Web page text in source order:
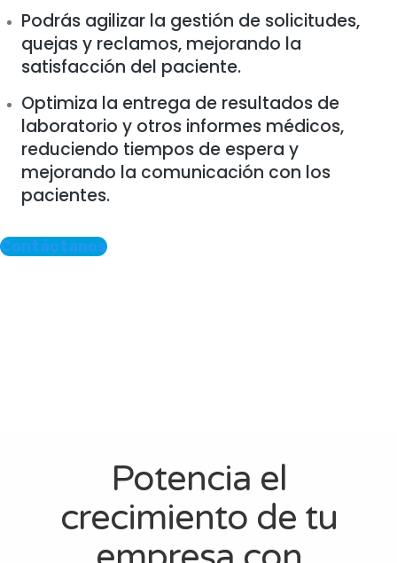
Podrás agilizar la gestión de solicitudes,
quejas y reclamos, mejorando la
satisfacción del paciente.
Optimiza la entrega de resultados de
laboratorio y otros informes médicos,
reduciendo tiempos de espera y
mejorando la comunicación con los
pacientes.
Contáctanos
Potencia el
crecimiento de tu